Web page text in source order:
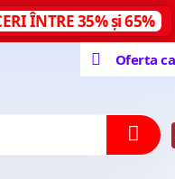
ÎNTRE 35% și 65%
Oferta